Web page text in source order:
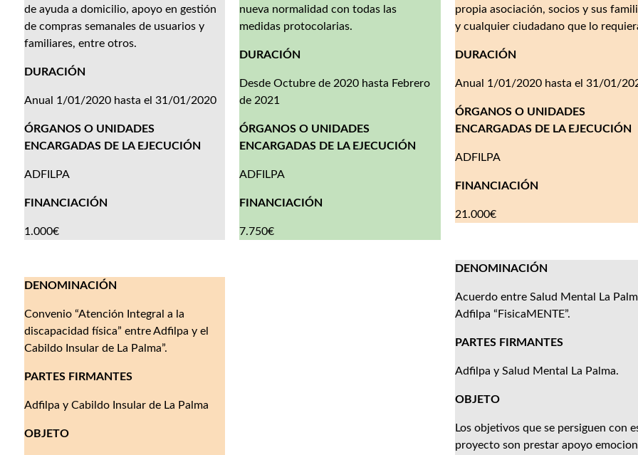
de ayuda a domicilio, apoyo en gestión
de compras semanales de usuarios y
familiares, entre otros.
DURACIÓN
Anual 1/01/2020 hasta el 31/01/2020
ÓRGANOS O UNIDADES
ENCARGADAS DE LA EJECUCIÓN
ADFILPA
FINANCIACIÓN
1.000€
DENOMINACIÓN
Convenio “Atención Integral a la
discapacidad física” entre Adfilpa y el
Cabildo Insular de La Palma”.
PARTES FIRMANTES
Adfilpa y Cabildo Insular de La Palma
OBJETO
nueva normalidad con todas las
medidas protocolarias.
DURACIÓN
Desde Octubre de 2020 hasta Febrero
de 2021
ÓRGANOS O UNIDADES
ENCARGADAS DE LA EJECUCIÓN
ADFILPA
FINANCIACIÓN
7.750€
propia asociación, socios y sus
y cualquier ciudadano que lo
DURACIÓN
Anual 1/01/2020 hasta el 31/01/
ÓRGANOS O UNIDADES
ENCARGADAS DE LA EJECUCIÓN
ADFILPA
FINANCIACIÓN
21.000€
DENOMINACIÓN
Acuerdo entre Salud Mental La
Adfilpa “FisicaMENTE”.
PARTES FIRMANTES
Adfilpa y Salud Mental La Palma.
OBJETO
Los objetivos que se persiguen con
proyecto son prestar apoyo